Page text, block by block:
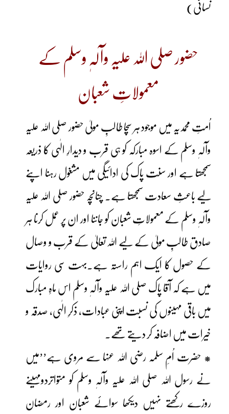
نسانی)
حضور صلی اللہ علیہ وآلہٖ وسلم کے
معمولاتِ شعبان
اُمتِ محمدیہ میں موجود ہر سچا طالبِ مولیٰ حضور صلی اللہ علیہ
وآلہٖ وسلم کے اسوہ مبارکہ کو ہی قرب و دیدارِ الٰہی کا ذریعہ
سمجھتا ہے اور سنت پاک کی ادائیگی میں مشغول رہنا اپنے
لیے باعثِ سعادت سمجھتا ہے۔ چنانچہ حضور صلی اللہ علیہ
وآلہٖ وسلم کے معمولاتِ شعبان کو جاننا اور ان پر عمل کرنا ہر
صادق طالبِ مولیٰ کے لیے اللہ تعالیٰ کے قرب و وصال
کے حصول کا ایک اہم راستہ ہے۔بہت سی روایات
میں ہے کہ آقا پاک صلی اللہ علیہ وآلہٖ وسلم اس ماہِ مبارک
میں باقی مہینوں کی نسبت اپنی عبادات، ذکرِ الٰہی، صدقہ و
خیرات میں اضافہ کر دیتے تھے۔
* حضرت اُمِ سلمہ رضی اللہ عنہا سے مروی ہے’’میں
نے رسول اللہ صلی اللہ علیہ وآلہٖ وسلم کو متواتردومہینے
روزے رکھتے نہیں دیکھا سوائے شعبان اور رمضان